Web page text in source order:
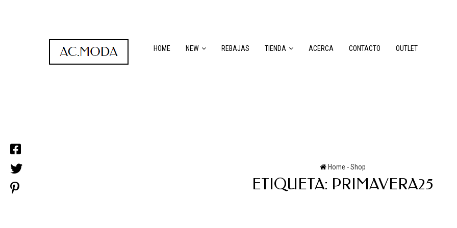
HOME NEW REBAJAS TIENDA ACERCA CONTACTO OUTLET
Home -Shop
ETIQUETA: PRIMAVERA25